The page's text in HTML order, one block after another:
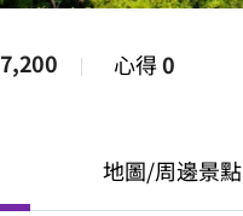
心得0
地圖/周邊景點